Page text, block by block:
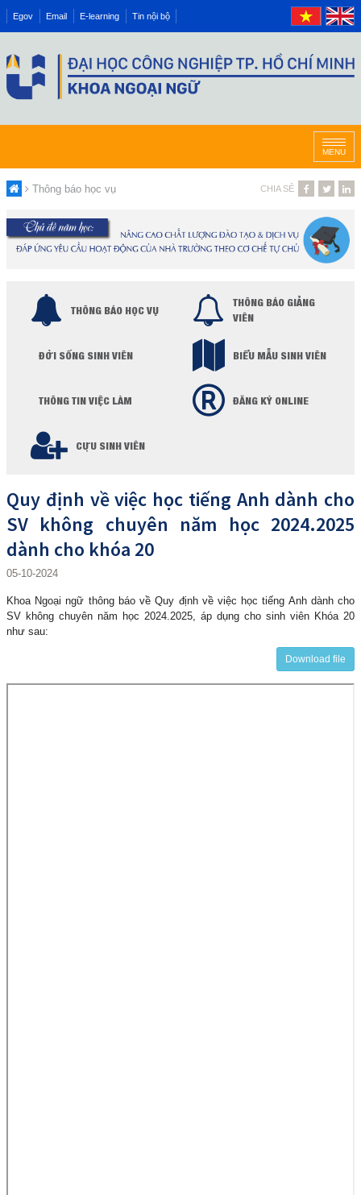
Egov Email E-learning Tin nội bộ
MENU
Thông báo học vụ CHIA SẺ
THÔNG BÁO HỌC VỤ
THÔNG BÁO GIẢNG
VIÊN
ĐỜI SỐNG SINH VIÊN BIỂU MẪU SINH VIÊN
THÔNG TIN VIỆC LÀM ĐĂNG KÝ ONLINE
CỰU SINH VIÊN
Quy định về việc học tiếng Anh dành cho
SV không chuyên năm học 2024.2025
dành cho khóa 20
05-10-2024
Khoa Ngoại ngữ thông báo vềQuy định về việc học tiếng Anh dành cho
SV không chuyên năm học 2024.2025, áp dụng cho sinh viên Khóa 20
như sau:
Download file